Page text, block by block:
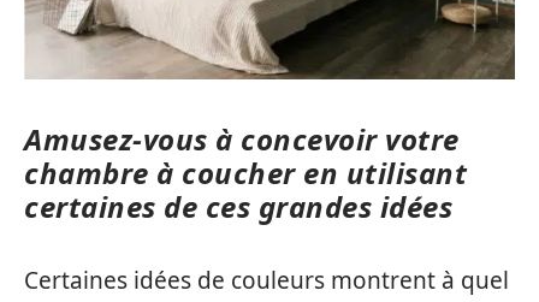
Amusez-vous à concevoir votre
chambre à coucher en utilisant
certaines de ces grandes idées
Certaines idées de couleurs montrent à quel